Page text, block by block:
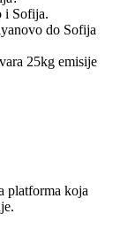
i Sofija.
do Sofija
25kg emisije
platforma koja